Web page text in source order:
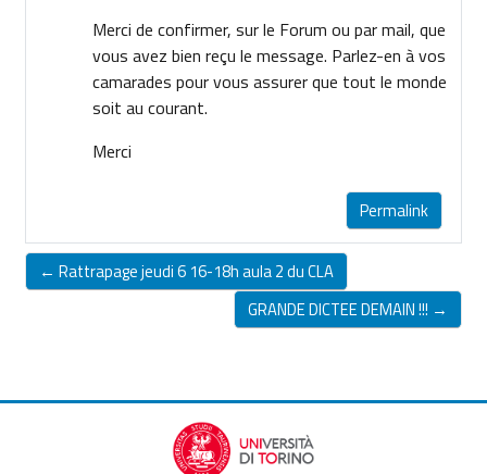
Merci de confirmer, sur le Forum ou par mail, que
vous avez bien reçu le message. Parlez-en à vos
camarades pour vous assurer que tout le monde
soit au courant.
Merci
Permalink
← Rattrapage jeudi 6 16-18h aula 2 du CLA
GRANDE DICTEE DEMAIN !!! →